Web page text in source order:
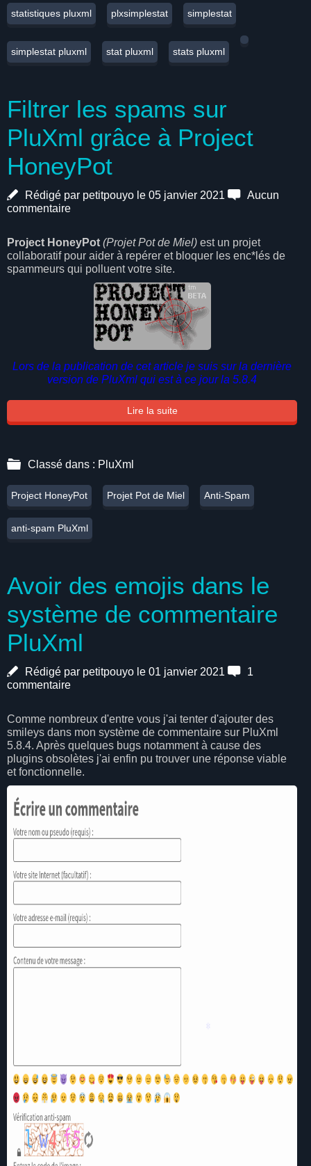
statistiques pluxml plxsimplestat simplestat
simplestat pluxml stat pluxml stats pluxml
Filtrer les spams sur
PluXml grâce à Project
HoneyPot
Rédigé par petitpouyo le 05 janvier 2021
Aucun
commentaire
Project HoneyPot (Projet Pot de Miel) est un projet
collaboratif pour aider à repérer et bloquer les enc*lés de
spammeurs qui polluent votre site.
Lors de la publication de cet article je suis sur la dernière
version de PluXml qui est à ce jour la 5.8.4
Lire la suite
Classé dans : PluXml
Project HoneyPot Projet Pot de Miel Anti-Spam
anti-spam PluXml
Avoir des emojis dans le
système de commentaire
PluXml
Rédigé par petitpouyo le 01 janvier 2021
1
commentaire
Comme nombreux d'entre vous j'ai tenter d'ajouter des
smileys dans mon système de commentaire sur PluXml
5.8.4. Après quelques bugs notamment à cause des
plugins obsolètes j'ai enfin pu trouver une réponse viable
et fonctionnelle.